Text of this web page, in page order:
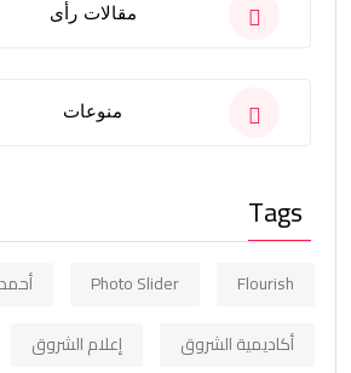
مقالات رأى
منوعات
Tags
Flourish
Photo Slider
أكاديمية الشروق
إعلام الشروق